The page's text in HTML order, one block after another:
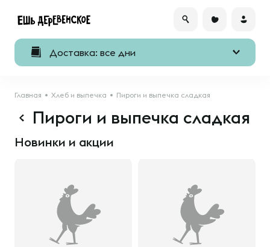
Доставка: все дни
Главная Хлеб и выпечка Пироги и выпечка сладкая
Пироги и выпечка сладкая
Новинки и акции